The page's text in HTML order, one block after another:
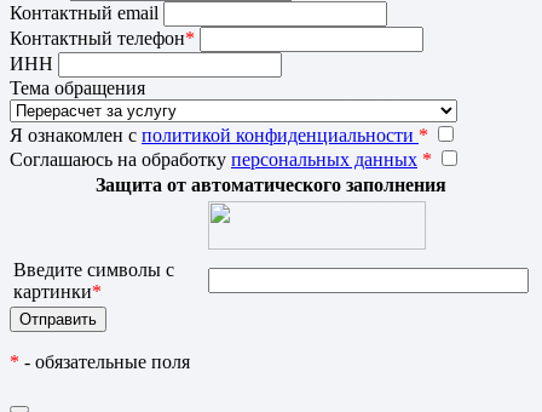
Контактный email
Контактный телефон*
ИНН
Тема обращения
Я ознакомлен с политикой конфиденциальности *
Соглашаюсь на обработку персональных данных *
Защита от автоматического заполнения
Введите символы с
картинки*
* - обязательные поля